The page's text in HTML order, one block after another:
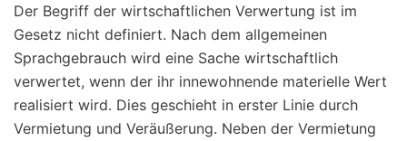
Der Begriff der wirtschaftlichen Verwertung ist im
Gesetz nicht definiert. Nach dem allgemeinen
Sprachgebrauch wird eine Sache wirtschaftlich
verwertet, wenn der ihr innewohnende materielle Wert
realisiert wird. Dies geschieht in erster Linie durch
Vermietung und Veräußerung. Neben der Vermietung